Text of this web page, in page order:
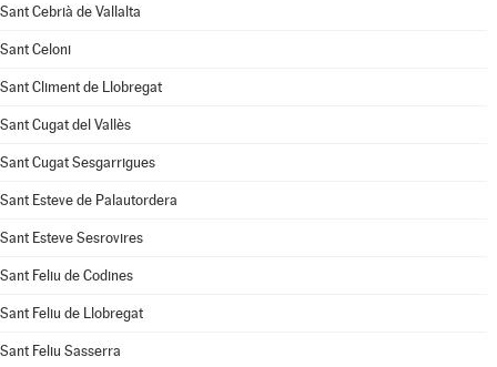
Sant Cebrià de Vallalta
Sant Celoni
Sant Climent de Llobregat
Sant Cugat del Vallès
Sant Cugat Sesgarrigues
Sant Esteve de Palautordera
Sant Esteve Sesrovires
Sant Feliu de Codines
Sant Feliu de Llobregat
Sant Feliu Sasserra